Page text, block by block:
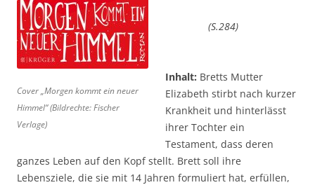
Cover „Morgen kommt ein neuer
Himmel“ (Bildrechte: Fischer
Verlage)
(S.284)
Inhalt: Bretts Mutter
Elizabeth stirbt nach kurzer
Krankheit und hinterlässt
ihrer Tochter ein
Testament, dass deren
ganzes Leben auf den Kopf stellt. Brett soll ihre
Lebensziele, die sie mit 14 Jahren formuliert hat, erfüllen,